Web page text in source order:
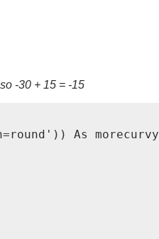
-30 + 15 = -15
As morecurvy